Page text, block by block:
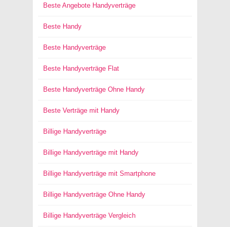
Beste Angebote Handyverträge
Beste Handy
Beste Handyverträge
Beste Handyverträge Flat
Beste Handyverträge Ohne Handy
Beste Verträge mit Handy
Billige Handyverträge
Billige Handyverträge mit Handy
Billige Handyverträge mit Smartphone
Billige Handyverträge Ohne Handy
Billige Handyverträge Vergleich